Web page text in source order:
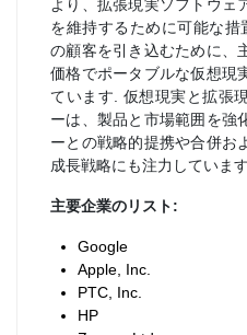
より、拡張現実ソフトウェ
を維持するために可能な措
の顧客を引き込むために、
価格でポータブルな仮想現
ています. 仮想現実と拡張
ーは、製品と市場範囲を強
ーとの戦略的提携や合併お
成長戦略にも注力しています
主要企業のリスト:
Google
Apple, Inc.
PTC, Inc.
HP